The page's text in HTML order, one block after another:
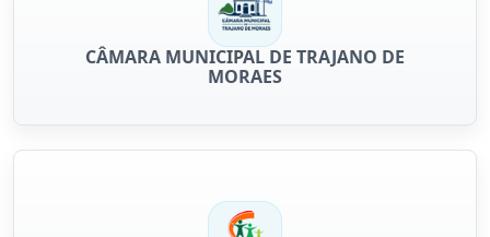
CÂMARA MUNICIPAL DE TRAJANO DE
MORAES